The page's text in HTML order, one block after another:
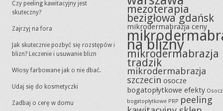
Czy peeling kawitacyjny jest
skuteczny?
Zajrzyj na fora
Jak skutecznie pozbyć się rozstępów i
blizn? Leczenie i usuwanie blizn
Włosy farbowane jak o nie dbać.
Udaj się do kosmetyczki
Zadbaj o cerę w domu
mezoterapia
bezigłowa gdańsk
mikrodermabrazja ceny
na blizny
mikrodermabrazja
tradzik
mikrodermabrazja
szczecin osocze
bogatopłytkowe efekty
bogatopłytkowe PRP peeling